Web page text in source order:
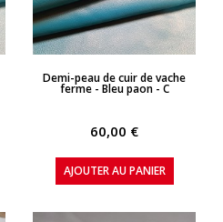
APERÇU RAPIDE
Demi-peau de cuir de vache
ferme - Bleu paon - C
60,00 €
AJOUTER AU PANIER